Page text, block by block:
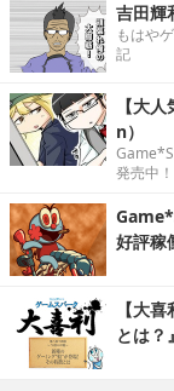
吉田輝
もはや
記
【大
n）
発売中！
好評稼
【大
とは？